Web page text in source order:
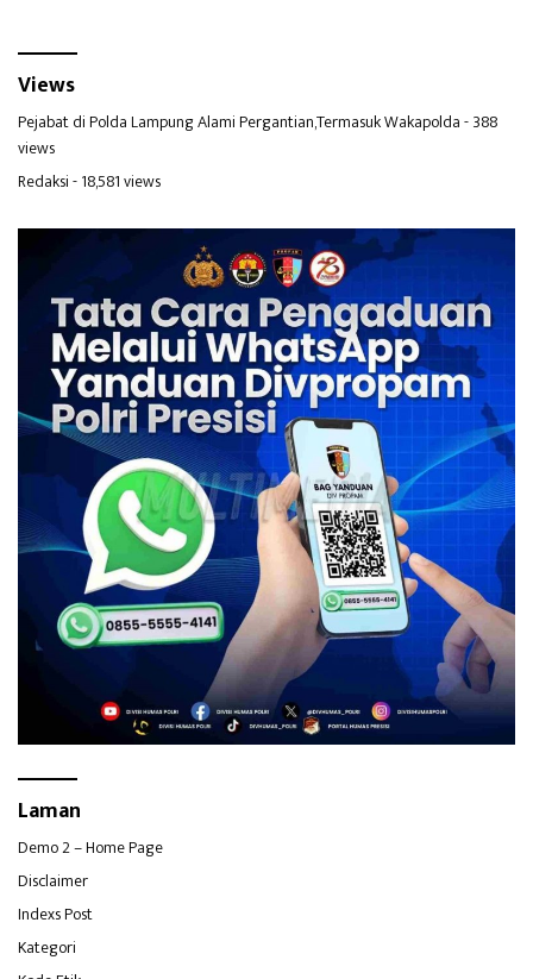
Views
Pejabat di Polda Lampung Alami Pergantian,Termasuk Wakapolda- 388
views
Redaksi- 18,581 views
Laman
Demo 2 – Home Page
Disclaimer
Indexs Post
Kategori